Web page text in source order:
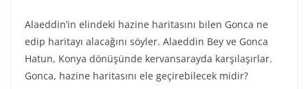
Alaeddin’in elindeki hazine haritasını bilen Gonca ne
edip haritayı alacağını söyler. Alaeddin Bey ve Gonca
Hatun, Konya dönüşünde kervansarayda karşılaşırlar.
Gonca, hazine haritasını ele geçirebilecek midir?